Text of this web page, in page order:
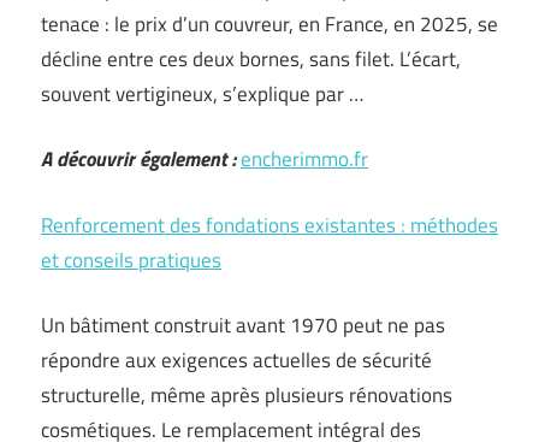
tenace : le prix d’un couvreur, en France, en 2025, se
décline entre ces deux bornes, sans filet. L’écart,
souvent vertigineux, s’explique par …
A découvrir également :encherimmo.fr
Renforcement des fondations existantes : méthodes
et conseils pratiques
Un bâtiment construit avant 1970 peut ne pas
répondre aux exigences actuelles de sécurité
structurelle, même après plusieurs rénovations
cosmétiques. Le remplacement intégral des